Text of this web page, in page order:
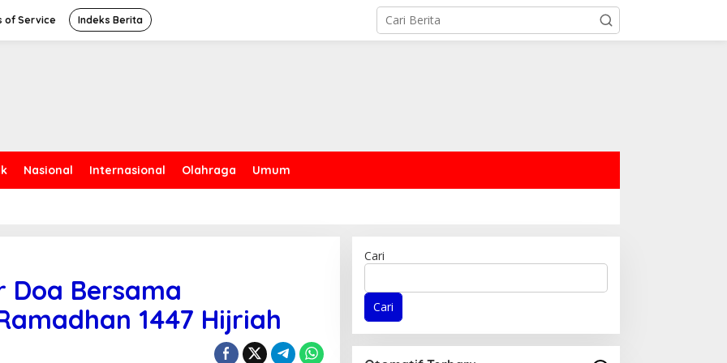
of Service Indeks Berita
Nasional Internasional Olahraga Umum
Doa Bersama
1447 Hijriah
Cari
Cari